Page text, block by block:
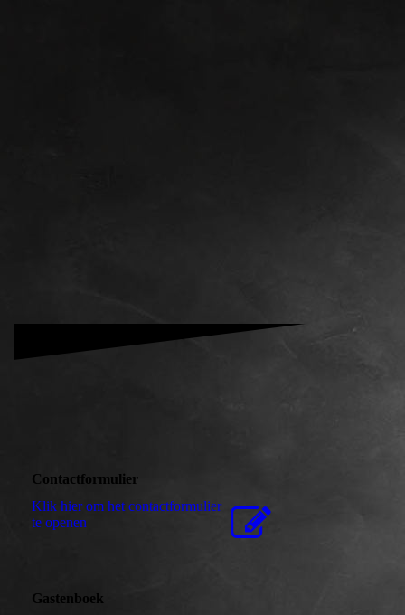
Contactformulier
Klik hier om het contactformulier
te openen
Gastenboek